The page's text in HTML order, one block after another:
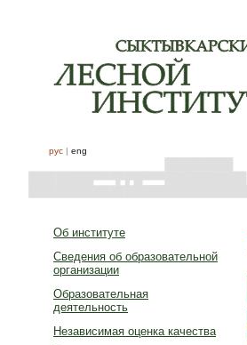
рус | eng
Об институте
Сведения об образовательной
организации
Образовательная
деятельность
Независимая оценка качества